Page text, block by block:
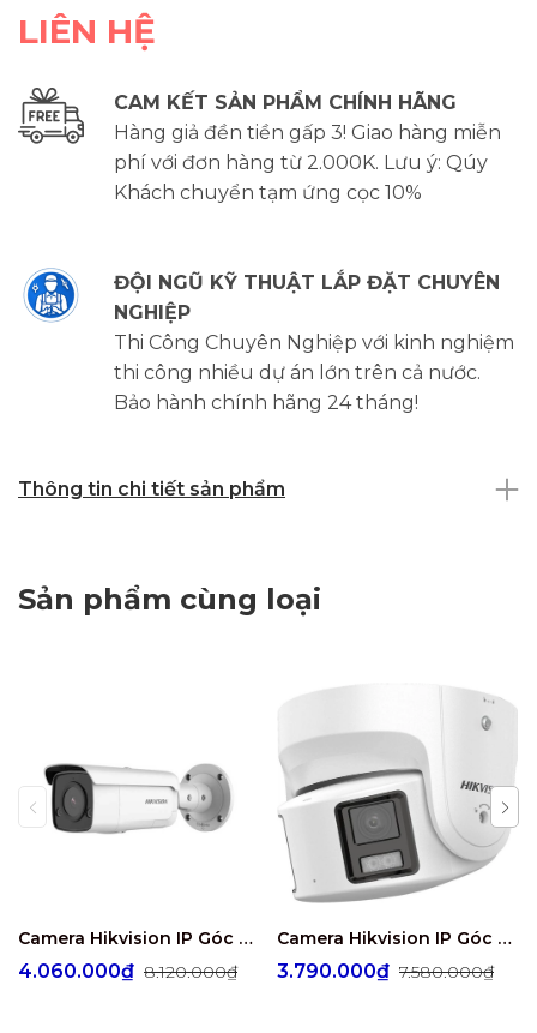
LIÊN HỆ
CAM KẾT SẢN PHẨM CHÍNH HÃNG
Hàng giả đền tiền gấp 3! Giao hàng miễn
phí với đơn hàng từ 2.000K. Lưu ý: Qúy
Khách chuyển tạm ứng cọc 10%
ĐỘI NGŨ KỸ THUẬT LẮP ĐẶT CHUYÊN
NGHIỆP
Thi Công Chuyên Nghiệp với kinh nghiệm
thi công nhiều dự án lớn trên cả nước.
Bảo hành chính hãng 24 tháng!
Thông tin chi tiết sản phẩm
Sản phẩm cùng loại
Camera Hikvision IP Góc Riêu Rộng 4MP HIKVISION DS-2CD2T46G2-ISU/SL
4.060.000₫ 8.120.000₫
Camera Hikvision IP Góc Siêu Rộng 4MP HIKVISION DS-2CD2346G2-ISU/SL
3.790.000₫ 7.580.000₫